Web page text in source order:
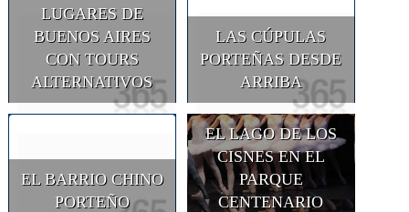
LUGARES DE
BUENOS AIRES
CON TOURS
ALTERNATIVOS
LAS CÚPULAS
PORTEÑAS DESDE
ARRIBA
EL BARRIO CHINO
PORTEÑO
EL LAGO DE LOS
CISNES EN EL
PARQUE
CENTENARIO